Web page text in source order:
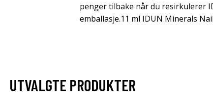
penger tilbake når du resirkulerer
emballasje.11 ml IDUN Minerals
UTVALGTE PRODUKTER